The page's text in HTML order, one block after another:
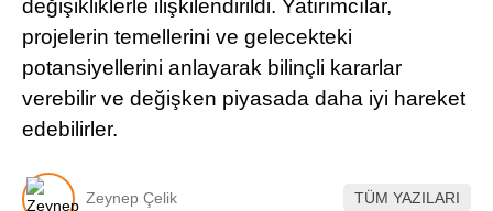
değişikliklerle ilişkilendirildi. Yatırımcılar,
projelerin temellerini ve gelecekteki
potansiyellerini anlayarak bilinçli kararlar
verebilir ve değişken piyasada daha iyi hareket
edebilirler.
Zeynep Çelik TÜM YAZILARI